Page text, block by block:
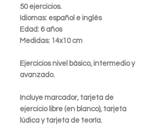
50 ejercicios.
Idiomas: español e inglés
Edad: 6 años
Medidas: 14x10 cm
Ejercicios nivel básico, intermedio y
avanzado.
Incluye marcador, tarjeta de
ejercicio libre (en blanco), tarjeta
lúdica y tarjeta de teoría.